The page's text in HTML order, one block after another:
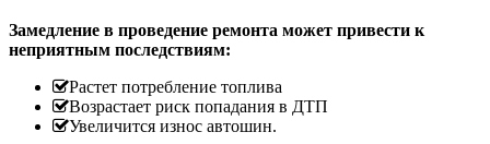
Замедление в проведение ремонта может привести к
неприятным последствиям:
Растет потребление топлива
Возрастает риск попадания в ДТП
Увеличится износ автошин.